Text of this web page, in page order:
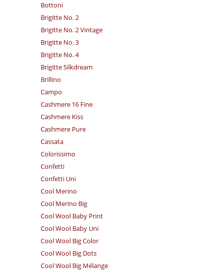
Bottoni
Brigitte No. 2
Brigitte No. 2 Vintage
Brigitte No. 3
Brigitte No. 4
Brigitte Silkdream
Brillino
Campo
Cashmere 16 Fine
Cashmere Kiss
Cashmere Pure
Cassata
Colorissimo
Confetti
Confetti Uni
Cool Merino
Cool Merino Big
Cool Wool Baby Print
Cool Wool Baby Uni
Cool Wool Big Color
Cool Wool Big Dots
Cool Wool Big Mélange